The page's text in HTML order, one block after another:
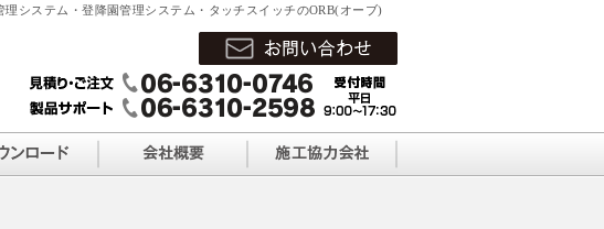
理システム・登降園管理システム・タッチスイッチのORB(オーブ)